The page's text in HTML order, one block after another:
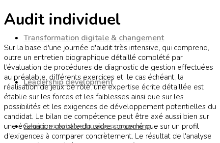
Transformation digitale & changement
Leadership development
Senior executive business coaching
Audit individuel
Sur la base d'une journée d'audit très intensive, qui comprend,
outre un entretien biographique détaillé complété par
l'évaluation de procédures de diagnostic de gestion effectuées
au préalable, différents exercices et, le cas échéant, la
réalisation de jeux de rôle, une expertise écrite détaillée est
établie sur les forces et les faiblesses ainsi que sur les
possibilités et les exigences de développement potentielles du
candidat. Le bilan de compétence peut être axé aussi bien sur
une évaluation globale du cadre concerné que sur un profil
d'exigences à comparer concrètement. Le résultat de l'analyse